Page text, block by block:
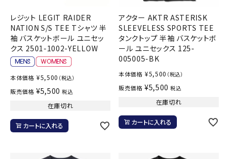
レジット LEGIT RAIDER
NATION S/S TEE Tシャツ 半
袖 バスケットボール ユニセッ
クス 2501-1002-YELLOW
本体価格 ¥5,500 （税込）
販売価格 ¥5,500 税込
在庫切れ
カートに入れる
アクター AKTR ASTERISK
SLEEVELESS SPORTS TEE
タンクトップ 半袖 バスケットボ
ール ユニセックス 125-
005005-BK
本体価格 ¥5,500 （税込）
販売価格 ¥5,500 税込
在庫切れ
カートに入れる